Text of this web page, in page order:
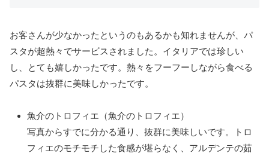
お客さんが少なかったというのもあるかも知れませんが、パ
スタが超熱々でサービスされました。イタリアでは珍しい
し、とても嬉しかったです。熱々をフーフーしながら食べる
パスタは抜群に美味しかったです。
魚介のトロフィエ（魚介のトロフィエ）
写真からすでに分かる通り、抜群に美味しいです。トロ
フィエのモチモチした食感が堪らなく、アルデンテの茹